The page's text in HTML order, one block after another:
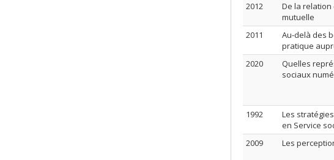
2012
De la relation
mutuelle
2011
Au-delà des
pratique
2020
Quelles
sociaux
1992
Les
en Service
2009 Les